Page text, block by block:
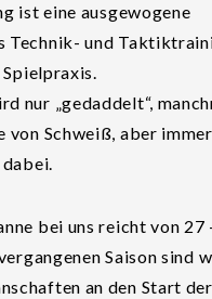
ist eine ausgewogene
Technik- und
nur „gedaddelt“,
von Schweiß, aber
bei uns reicht von 27
Saison sind
an den Start der